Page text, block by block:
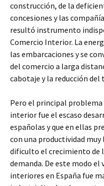
construcción, de la
concesiones y las
resultó instrumento
Comercio Interior. La
las embarcaciones y se
del comercio a larga
cabotaje y la reducción
Pero el principal
interior fue el escaso
españolas y que en ellas
con una productividad
dificulto el crecimiento de
demanda. De este modo
interiores en España fue